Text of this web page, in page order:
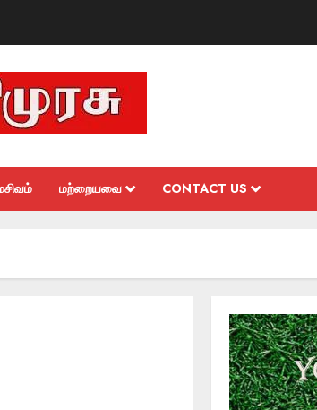
மற்றையவை CONTACT US